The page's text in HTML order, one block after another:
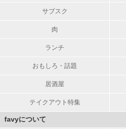
サブスク
肉
ランチ
おもしろ・話題
居酒屋
テイクアウト特集
favyについて